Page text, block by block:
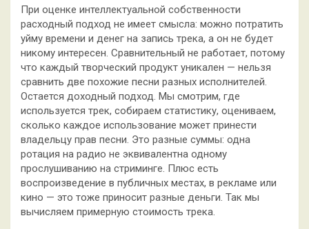
При оценке интеллектуальной собственности
расходный подход не имеет смысла: можно потратить
уйму времени и денег на запись трека, а он не будет
никому интересен. Сравнительный не работает, потому
что каждый творческий продукт уникален — нельзя
сравнить две похожие песни разных исполнителей.
Остается доходный подход. Мы смотрим, где
используется трек, собираем статистику, оцениваем,
сколько каждое использование может принести
владельцу прав песни. Это разные суммы: одна
ротация на радио не эквивалентна одному
прослушиванию на стриминге. Плюс есть
воспроизведение в публичных местах, в рекламе или
кино — это тоже приносит разные деньги. Так мы
вычисляем примерную стоимость трека.